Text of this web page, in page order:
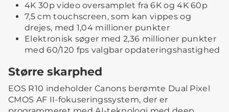
4K 30p video oversamplet fra 6K og 4K 60p
7,5 cm touchscreen, som kan vippes og
drejes, med 1,04 millioner punkter
Elektronisk søger med 2,36 millioner punkter
med 60/120 fps valgbar opdateringshastighed
Større skarphed
EOS R10 indeholder Canons berømte Dual Pixel
CMOS AF II-fokuseringssystem, der er